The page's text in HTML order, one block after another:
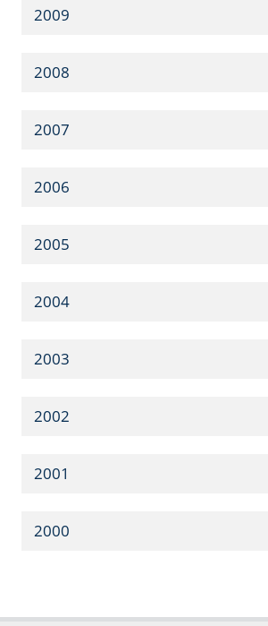
2009
2008
2007
2006
2005
2004
2003
2002
2001
2000